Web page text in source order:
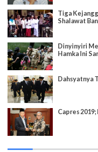
Tiga
Shalawat
Dinyinyiri
Hamka Ini
Dahsyatnya
Capres